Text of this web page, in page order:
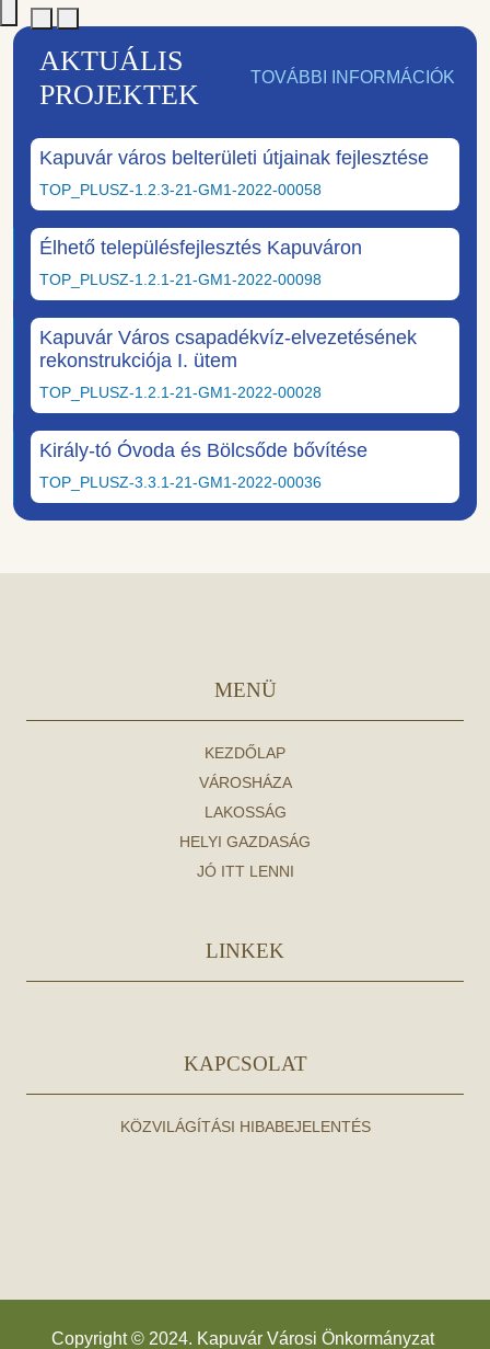
AKTUÁLIS
PROJEKTEK
TOVÁBBI INFORMÁCIÓK
Kapuvár város belterületi útjainak fejlesztése
TOP_PLUSZ-1.2.3-21-GM1-2022-00058
Élhető településfejlesztés Kapuváron
TOP_PLUSZ-1.2.1-21-GM1-2022-00098
Kapuvár Város csapadékvíz-elvezetésének
rekonstrukciója I. ütem
TOP_PLUSZ-1.2.1-21-GM1-2022-00028
Király-tó Óvoda és Bölcsőde bővítése
TOP_PLUSZ-3.3.1-21-GM1-2022-00036
MENÜ
KEZDŐLAP
VÁROSHÁZA
LAKOSSÁG
HELYI GAZDASÁG
JÓ ITT LENNI
LINKEK
KAPCSOLAT
KÖZVILÁGÍTÁSI HIBABEJELENTÉS
Copyright © 2024. Kapuvár Városi Önkormányzat